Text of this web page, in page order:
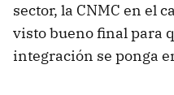
sector, la CNMC en el
visto bueno final para
integración se ponga